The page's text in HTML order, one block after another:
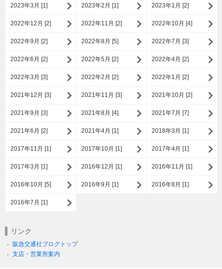
2023年3月 [1] 2023年2月 [1] 2023年1月 [2]
2022年12月 [2] 2022年11月 [2] 2022年10月 [4]
2022年9月 [2] 2022年8月 [5] 2022年7月 [3]
2022年6月 [2] 2022年5月 [2] 2022年4月 [2]
2022年3月 [3] 2022年2月 [2] 2022年1月 [2]
2021年12月 [3] 2021年11月 [3] 2021年10月 [2]
2021年9月 [3] 2021年8月 [4] 2021年7月 [7]
2021年6月 [2] 2021年4月 [1] 2018年3月 [1]
2017年11月 [1] 2017年10月 [1] 2017年4月 [1]
2017年3月 [1] 2016年12月 [1] 2016年11月 [1]
2016年10月 [5] 2016年9月 [1] 2016年8月 [1]
2016年7月 [1]
リンク
阪急交通社ブログトップ
支店・営業所案内